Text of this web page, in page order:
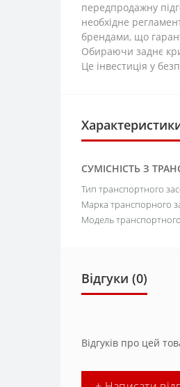
передпродажну
необхідне
брендами, що
Обираючи заднє
Це інвестиція у
СУМІСНІСТЬ З
Тип транспортного
Марка транспорного
Модель
Відгуки (0)
Відгуків про цей